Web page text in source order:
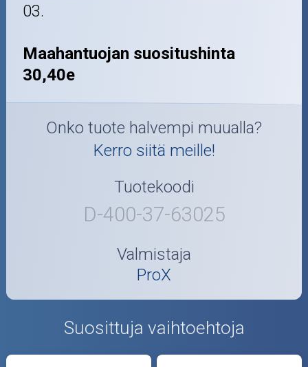
03.
Maahantuojan suositushinta
30,40e
Onko tuote halvempi muualla?
Kerro siitä meille!
Tuotekoodi
D-400-37-63025
Valmistaja
ProX
Suosittuja vaihtoehtoja